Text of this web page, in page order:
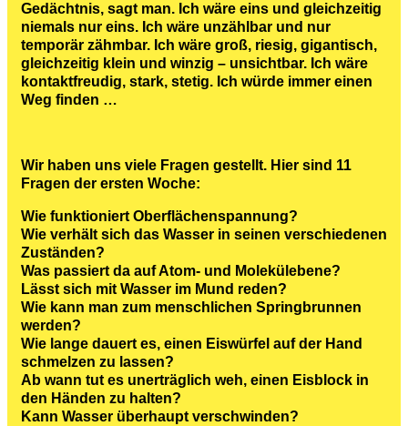
Gedächtnis, sagt man. Ich wäre eins und gleichzeitig
niemals nur eins. Ich wäre unzählbar und nur
temporär zähmbar. Ich wäre groß, riesig, gigantisch,
gleichzeitig klein und winzig – unsichtbar. Ich wäre
kontaktfreudig, stark, stetig. Ich würde immer einen
Weg finden …
Wir haben uns viele Fragen gestellt. Hier sind 11
Fragen der ersten Woche:
Wie funktioniert Oberflächenspannung?
Wie verhält sich das Wasser in seinen verschiedenen
Zuständen?
Was passiert da auf Atom- und Molekülebene?
Lässt sich mit Wasser im Mund reden?
Wie kann man zum menschlichen Springbrunnen
werden?
Wie lange dauert es, einen Eiswürfel auf der Hand
schmelzen zu lassen?
Ab wann tut es unerträglich weh, einen Eisblock in
den Händen zu halten?
Kann Wasser überhaupt verschwinden?